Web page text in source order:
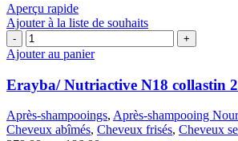
la
page
du
Aperçu rapide
Ajouter à la liste de souhaits
quantité
de
Erayba/
Nutriactive
N18
collastin
2-
Phase
Ajouter au panier
Erayba/ Nutriactive N18 collastin
Après-shampooings, Après-shampooing
Cheveux abîmés, Cheveux frisés, Cheveux